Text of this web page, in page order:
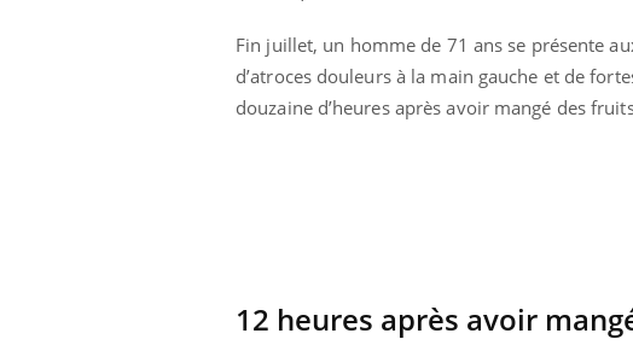
Fin juillet, un homme de 71 ans se présente
d’atroces douleurs à la main gauche et de
douzaine d’heures après avoir mangé des
12 heures après avoir
Bébés, jeunes enfants :
pharmacie pour les